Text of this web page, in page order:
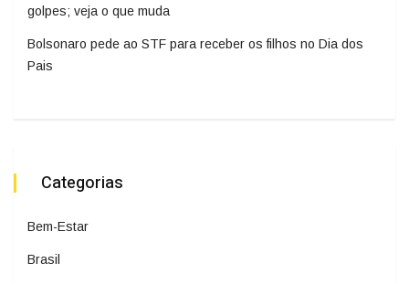
golpes; veja o que muda
Bolsonaro pede ao STF para receber os filhos no Dia dos
Pais
Categorias
Bem-Estar
Brasil